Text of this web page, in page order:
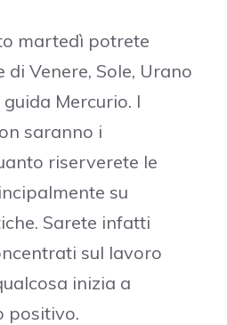
martedì potrete
Venere, Sole, Urano
Mercurio. I
saranno i
riserverete le
su
Sarete infatti
sul lavoro
inizia a
positivo.